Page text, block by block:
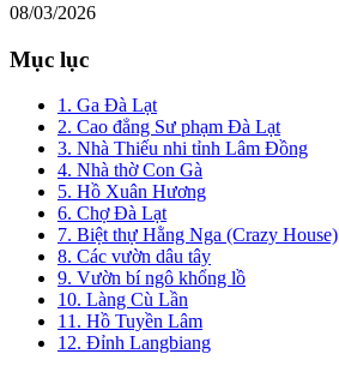
08/03/2026
Mục lục
1. Ga Đà Lạt
2. Cao đẳng Sư phạm Đà Lạt
3. Nhà Thiếu nhi tỉnh Lâm Đồng
4. Nhà thờ Con Gà
5. Hồ Xuân Hương
6. Chợ Đà Lạt
7. Biệt thự Hằng Nga (Crazy House)
8. Các vườn dâu tây
9. Vườn bí ngô khổng lồ
10. Làng Cù Lần
11. Hồ Tuyền Lâm
12. Đỉnh Langbiang